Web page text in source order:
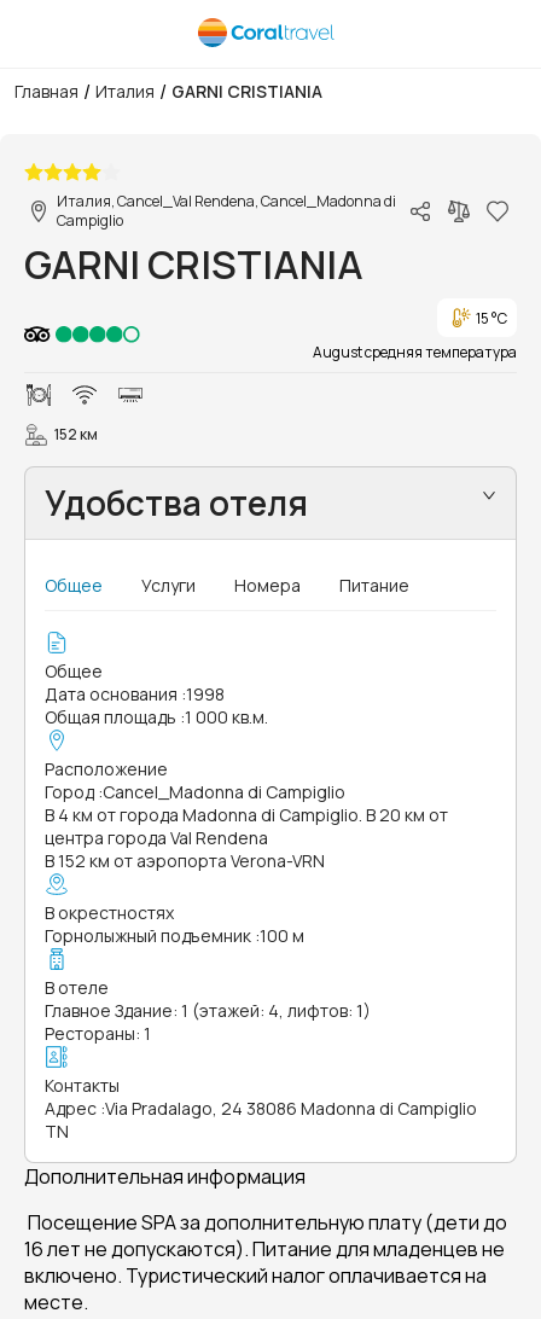
Главная / Италия / GARNI CRISTIANIA
Италия, Cancel_Val Rendena, Cancel_Madonna di
Campiglio
GARNI CRISTIANIA
15 °C
August средняя температура
152 км
Удобства отеля
Общее Услуги Номера Питание
Общее
Дата основания :1998
Общая площадь :1 000 кв.м.
Расположение
Город :Cancel_Madonna di Campiglio
В 4 км от города Madonna di Campiglio. В 20 км от
центра города Val Rendena
В 152 км от аэропорта Verona-VRN
В окрестностях
Горнолыжный подъемник :100 м
В отеле
Главное Здание: 1 (этажей: 4, лифтов: 1)
Рестораны: 1
Контакты
Адрес :Via Pradalago, 24 38086 Madonna di Campiglio
TN
Дополнительная информация
Посещение SPA за дополнительную плату (дети до
16 лет не допускаются). Питание для младенцев не
включено. Туристический налог оплачивается на
месте.